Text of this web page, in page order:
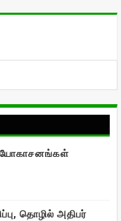
யோகாசனங்கள்
தொழில் அதிபர்